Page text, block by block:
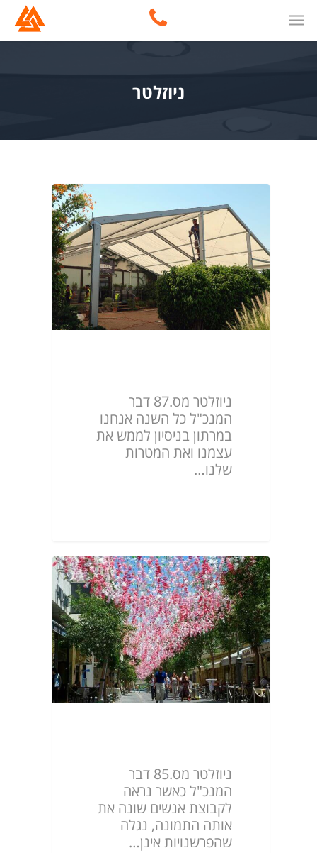
ניוזלטר
ניוזלטר מס.87 דבר
המנכ"ל כל השנה אנחנו
במרתון בניסיון לממש את
עצמנו ואת המטרות
שלנו…
ניוזלטר מס.85 דבר
המנכ"ל כאשר נראה
לקבוצת אנשים שונה את
אותה התמונה, נגלה
שהפרשנויות אינן…